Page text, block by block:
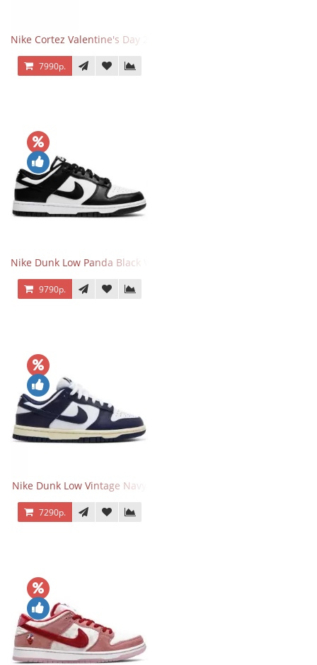
Nike Cortez Valentine's Day 2025
7990р.
Nike Dunk Low Panda Black White
9790р.
Nike Dunk Low Vintage Navy
7290р.